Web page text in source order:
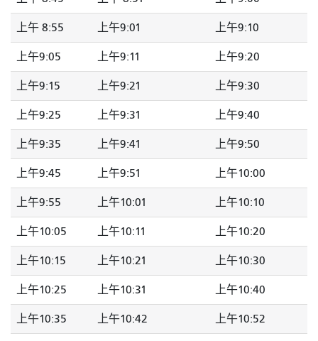
上午 8:55 上午9:01 上午9:10
上午9:05 上午9:11 上午9:20
上午9:15 上午9:21 上午9:30
上午9:25 上午9:31 上午9:40
上午9:35 上午9:41 上午9:50
上午9:45 上午9:51 上午10:00
上午9:55 上午10:01 上午10:10
上午10:05 上午10:11 上午10:20
上午10:15 上午10:21 上午10:30
上午10:25 上午10:31 上午10:40
上午10:35 上午10:42 上午10:52